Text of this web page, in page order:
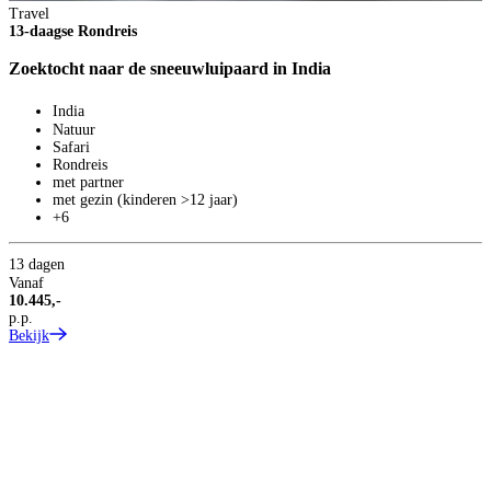
Travel
13-daagse Rondreis
Zoektocht naar de sneeuwluipaard in India
India
Natuur
Safari
Rondreis
met partner
met gezin (kinderen >12 jaar)
+6
13 dagen
Vanaf
10.445,-
p.p.
Bekijk